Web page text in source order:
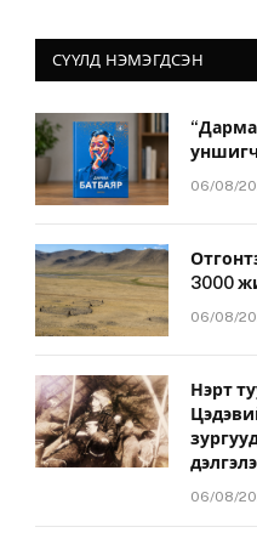
СҮҮЛД НЭМЭГДСЭН
06/08/
3000
06/08/
Нэрт
06/08/